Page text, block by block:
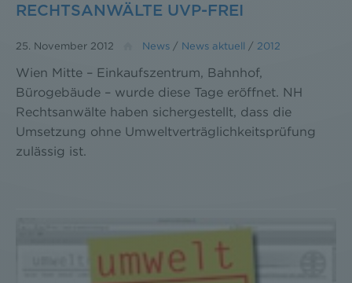
RECHTSANWÄLTE UVP-FREI
25. November 2012 News / News aktuell / 2012
Wien Mitte – Einkaufszentrum, Bahnhof,
Bürogebäude – wurde diese Tage eröffnet. NH
Rechtsanwälte haben sichergestellt, dass die
Umsetzung ohne Umweltverträglichkeitsprüfung
zulässig ist.